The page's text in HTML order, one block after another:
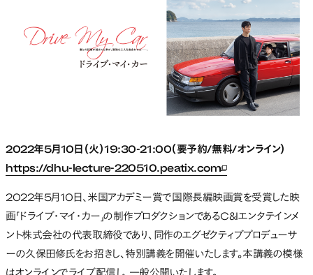
2022年5月10日（火）19:30-21:00（要予約/無料/オンライン）
https://dhu-lecture-220510.peatix.com新しいタブで開く
2022年5月10日、米国アカデミー賞で国際長編映画賞を受賞した映
画「ドライブ・マイ・カー」の制作プロダクションであるC&Iエンタテインメ
ント株式会社の代表取締役であり、同作のエグゼクティブプロデューサ
ーの久保田修氏をお招きし、特別講義を開催いたします。本講義の模様